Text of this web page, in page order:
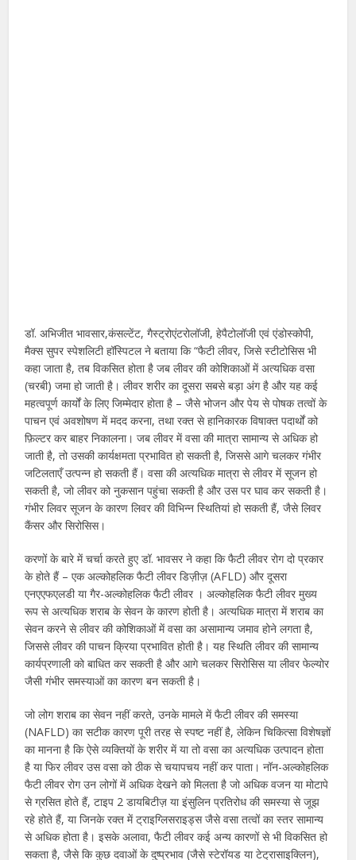
डॉ. अभिजीत भावसार,कंसल्टेंट, गैस्ट्रोएंटरोलॉजी, हेपैटोलॉजी एवं एंडोस्कोपी,
मैक्स सुपर स्पेशलिटी हॉस्पिटल ने बताया कि “फैटी लीवर, जिसे स्टीटोसिस भी
कहा जाता है, तब विकसित होता है जब लीवर की कोशिकाओं में अत्यधिक वसा
(चरबी) जमा हो जाती है। लीवर शरीर का दूसरा सबसे बड़ा अंग है और यह कई
महत्वपूर्ण कार्यों के लिए जिम्मेदार होता है – जैसे भोजन और पेय से पोषक तत्वों के
पाचन एवं अवशोषण में मदद करना, तथा रक्त से हानिकारक विषाक्त पदार्थों को
फ़िल्टर कर बाहर निकालना। जब लीवर में वसा की मात्रा सामान्य से अधिक हो
जाती है, तो उसकी कार्यक्षमता प्रभावित हो सकती है, जिससे आगे चलकर गंभीर
जटिलताएँ उत्पन्न हो सकती हैं। वसा की अत्यधिक मात्रा से लीवर में सूजन हो
सकती है, जो लीवर को नुकसान पहुंचा सकती है और उस पर घाव कर सकती है।
गंभीर लिवर सूजन के कारण लिवर की विभिन्न स्थितियां हो सकती हैं, जैसे लिवर
कैंसर और सिरोसिस।
करणों के बारे में चर्चा करते हुए डॉ. भावसर ने कहा कि फैटी लीवर रोग दो प्रकार
के होते हैं – एक अल्कोहलिक फैटी लीवर डिज़ीज़ (AFLD) और दूसरा
एनएएफएलडी या गैर-अल्कोहलिक फैटी लीवर । अल्कोहलिक फैटी लीवर मुख्य
रूप से अत्यधिक शराब के सेवन के कारण होती है। अत्यधिक मात्रा में शराब का
सेवन करने से लीवर की कोशिकाओं में वसा का असामान्य जमाव होने लगता है,
जिससे लीवर की पाचन क्रिया प्रभावित होती है। यह स्थिति लीवर की सामान्य
कार्यप्रणाली को बाधित कर सकती है और आगे चलकर सिरोसिस या लीवर फेल्योर
जैसी गंभीर समस्याओं का कारण बन सकती है।
जो लोग शराब का सेवन नहीं करते, उनके मामले में फैटी लीवर की समस्या
(NAFLD) का सटीक कारण पूरी तरह से स्पष्ट नहीं है, लेकिन चिकित्सा विशेषज्ञों
का मानना है कि ऐसे व्यक्तियों के शरीर में या तो वसा का अत्यधिक उत्पादन होता
है या फिर लीवर उस वसा को ठीक से चयापचय नहीं कर पाता। नॉन-अल्कोहलिक
फैटी लीवर रोग उन लोगों में अधिक देखने को मिलता है जो अधिक वजन या मोटापे
से ग्रसित होते हैं, टाइप 2 डायबिटीज़ या इंसुलिन प्रतिरोध की समस्या से जूझ
रहे होते हैं, या जिनके रक्त में ट्राइग्लिसराइड्स जैसे वसा तत्वों का स्तर सामान्य
से अधिक होता है। इसके अलावा, फैटी लीवर कई अन्य कारणों से भी विकसित हो
सकता है, जैसे कि कुछ दवाओं के दुष्प्रभाव (जैसे स्टेरॉयड या टेट्रासाइक्लिन),